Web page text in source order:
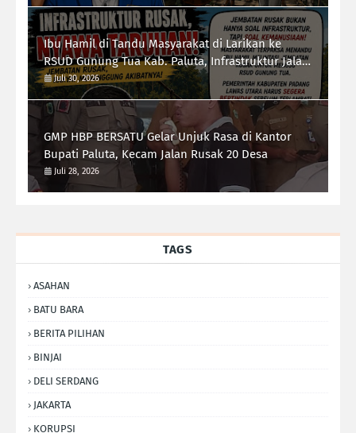
Ibu Hamil di Tandu Masyarakat di Larikan ke
RSUD Gunung Tua Kab. Paluta, Infrastruktur Jalan
Jadi Sorotan Ketua Forum-RI Bersatu Sumut
Syarif Kumala Siregar
Juli 30, 2026
GMP HBP BERSATU Gelar Unjuk Rasa di Kantor
Bupati Paluta, Kecam Jalan Rusak 20 Desa
Juli 28, 2026
TAGS
ASAHAN
BATU BARA
BERITA PILIHAN
BINJAI
DELI SERDANG
JAKARTA
KORUPSI